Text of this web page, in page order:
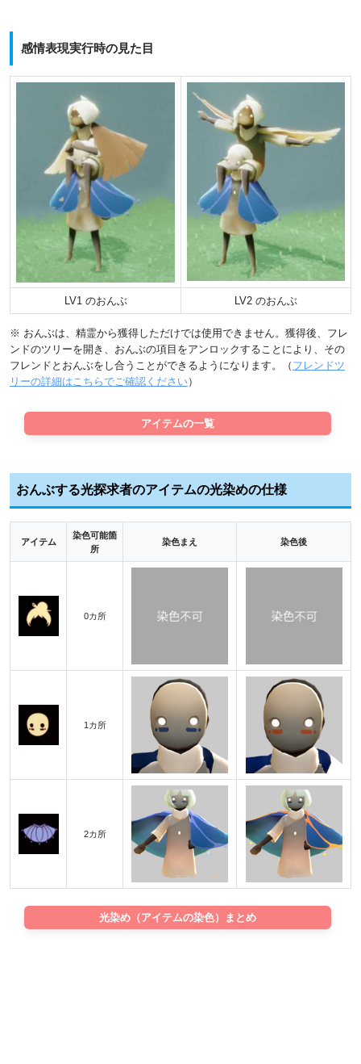
感情表現実行時の見た目
LV1 のおんぶ LV2 のおんぶ
※ おんぶは、精霊から獲得しただけでは使用できません。獲得後、フレ
ンドのツリーを開き、おんぶの項目をアンロックすることにより、その
フレンドとおんぶをし合うことができるようになります。（ フレンドツ
リーの詳細はこちらでご確認ください）
アイテムの一覧
おんぶする光探求者のアイテムの光染めの仕様
アイテム
染色可能箇
所
染色まえ 染色後
0カ所
1カ所
2カ所
光染め（アイテムの染色）まとめ